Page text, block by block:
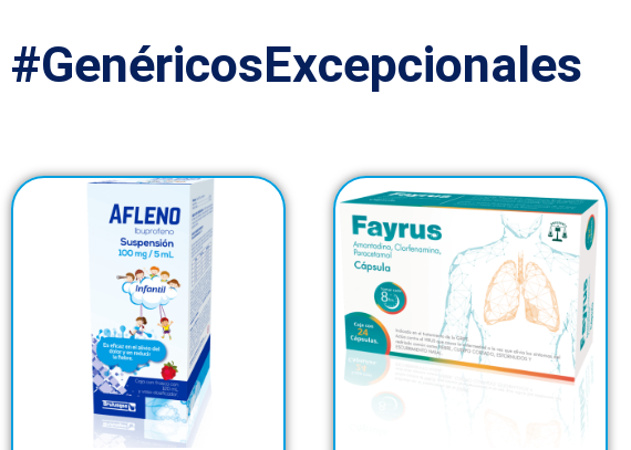
#GenéricosExcepcionales